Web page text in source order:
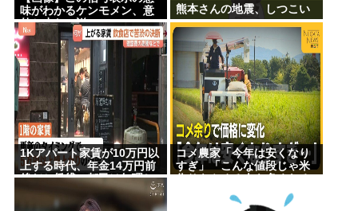
味がわかるケンモメン、意
外と少ない説
熊本さんの地震、しつこい
1Kアパート家賃が10万円以
上する時代、年金14万円前
後だと賃貸の都民は無理じ
ゃね？ 運転免許もなく移住
も無理じゃね？
コメ農家「今年は安くなり
すぎ」「こんな値段じゃ米